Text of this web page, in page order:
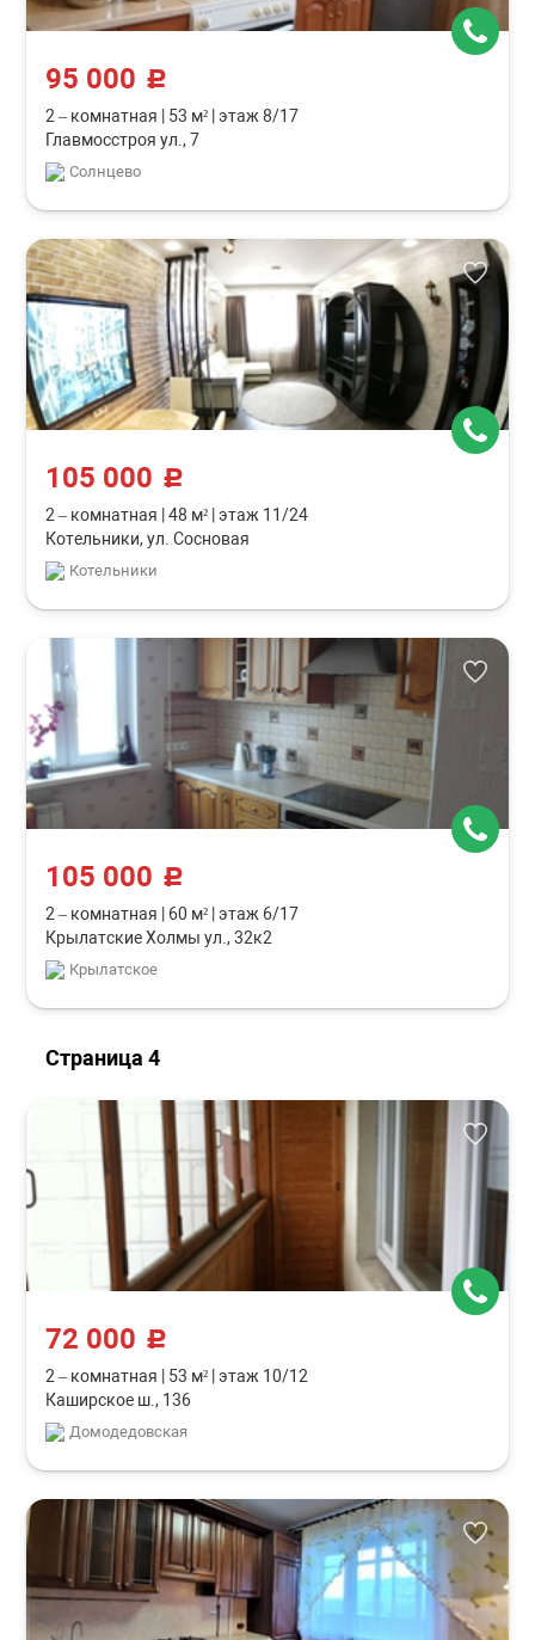
95 000 c
2 – комнатная 53 м² этаж 8/17
Главмосстроя ул., 7
Солнцево
105 000 c
2 – комнатная 48 м² этаж 11/24
Котельники, ул. Сосновая
Котельники
105 000 c
2 – комнатная 60 м² этаж 6/17
Крылатские Холмы ул., 32к2
Крылатское
Страница 4
72 000 c
2 – комнатная 53 м² этаж 10/12
Каширское ш., 136
Домодедовская